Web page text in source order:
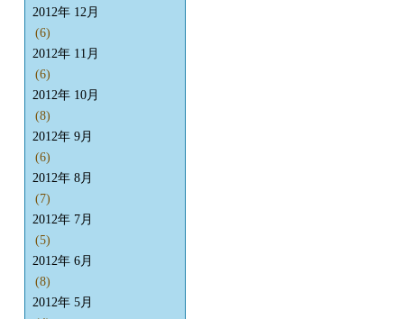
2012年 12月
(6)
2012年 11月
(6)
2012年 10月
(8)
2012年 9月
(6)
2012年 8月
(7)
2012年 7月
(5)
2012年 6月
(8)
2012年 5月